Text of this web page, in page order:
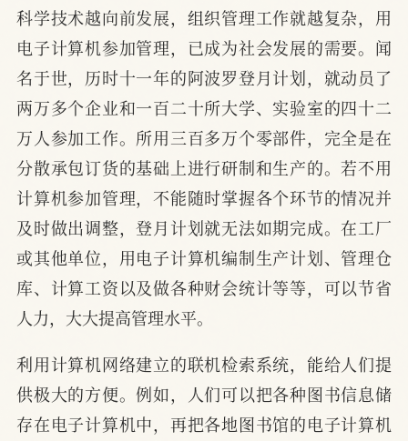
科学技术越向前发展，组织管理工作就越复杂，用
电子计算机参加管理，已成为社会发展的需要。闻
名于世，历时十一年的阿波罗登月计划，就动员了
两万多个企业和一百二十所大学、实验室的四十二
万人参加工作。所用三百多万个零部件，完全是在
分散承包订货的基础上进行研制和生产的。若不用
计算机参加管理，不能随时掌握各个环节的情况并
及时做出调整，登月计划就无法如期完成。在工厂
或其他单位，用电子计算机编制生产计划、管理仓
库、计算工资以及做各种财会统计等等，可以节省
人力，大大提高管理水平。
利用计算机网络建立的联机检索系统，能给人们提
供极大的方便。例如，人们可以把各种图书信息储
存在电子计算机中，再把各地图书馆的电子计算机